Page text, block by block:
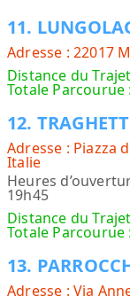
11.
Adresse : 22017
Distance du
Totale Parcourue
12.
Adresse : Piazza
Italie
Heures
19h45
Distance du
Totale Parcourue
13.
Adresse : Via